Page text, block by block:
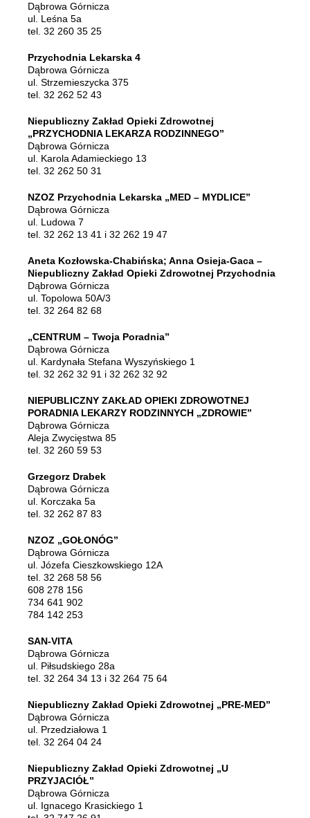
Dąbrowa Górnicza
ul. Leśna 5a
tel. 32 260 35 25
Przychodnia Lekarska 4
Dąbrowa Górnicza
ul. Strzemieszycka 375
tel. 32 262 52 43
Niepubliczny Zakład Opieki Zdrowotnej
„PRZYCHODNIA LEKARZA RODZINNEGO”
Dąbrowa Górnicza
ul. Karola Adamieckiego 13
tel. 32 262 50 31
NZOZ Przychodnia Lekarska „MED – MYDLICE”
Dąbrowa Górnicza
ul. Ludowa 7
tel. 32 262 13 41 i 32 262 19 47
Aneta Kozłowska-Chabińska; Anna Osieja-Gaca –
Niepubliczny Zakład Opieki Zdrowotnej Przychodnia
Dąbrowa Górnicza
ul. Topolowa 50A/3
tel. 32 264 82 68
„CENTRUM – Twoja Poradnia”
Dąbrowa Górnicza
ul. Kardynała Stefana Wyszyńskiego 1
tel. 32 262 32 91 i 32 262 32 92
NIEPUBLICZNY ZAKŁAD OPIEKI ZDROWOTNEJ
PORADNIA LEKARZY RODZINNYCH „ZDROWIE”
Dąbrowa Górnicza
Aleja Zwycięstwa 85
tel. 32 260 59 53
Grzegorz Drabek
Dąbrowa Górnicza
ul. Korczaka 5a
tel. 32 262 87 83
NZOZ „GOŁONÓG”
Dąbrowa Górnicza
ul. Józefa Cieszkowskiego 12A
tel. 32 268 58 56
608 278 156
734 641 902
784 142 253
SAN-VITA
Dąbrowa Górnicza
ul. Piłsudskiego 28a
tel. 32 264 34 13 i 32 264 75 64
Niepubliczny Zakład Opieki Zdrowotnej „PRE-MED”
Dąbrowa Górnicza
ul. Przedziałowa 1
tel. 32 264 04 24
Niepubliczny Zakład Opieki Zdrowotnej „U
PRZYJACIÓŁ”
Dąbrowa Górnicza
ul. Ignacego Krasickiego 1